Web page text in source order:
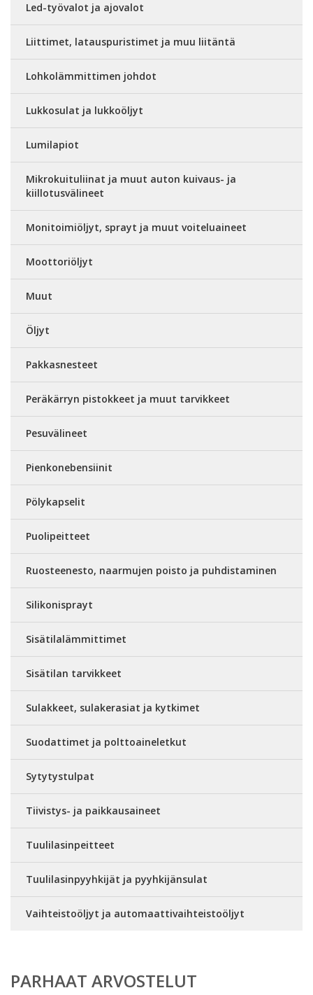
Led-työvalot ja ajovalot
Liittimet, latauspuristimet ja muu liitäntä
Lohkolämmittimen johdot
Lukkosulat ja lukkoöljyt
Lumilapiot
Mikrokuituliinat ja muut auton kuivaus- ja
kiillotusvälineet
Monitoimiöljyt, sprayt ja muut voiteluaineet
Moottoriöljyt
Muut
Öljyt
Pakkasnesteet
Peräkärryn pistokkeet ja muut tarvikkeet
Pesuvälineet
Pienkonebensiinit
Pölykapselit
Puolipeitteet
Ruosteenesto, naarmujen poisto ja puhdistaminen
Silikonisprayt
Sisätilalämmittimet
Sisätilan tarvikkeet
Sulakkeet, sulakerasiat ja kytkimet
Suodattimet ja polttoaineletkut
Sytytystulpat
Tiivistys- ja paikkausaineet
Tuulilasinpeitteet
Tuulilasinpyyhkijät ja pyyhkijänsulat
Vaihteistoöljyt ja automaattivaihteistoöljyt
PARHAAT ARVOSTELUT